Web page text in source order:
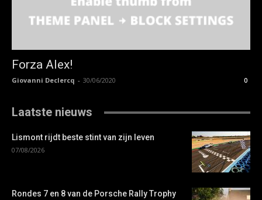
Forza Alex!
Giovanni Declercq - 30/06/2020 0
Laatste nieuws
Lismont rijdt beste stint van zijn leven
07/08/2026
Rondes 7 en 8 van de Porsche Rally Trophy